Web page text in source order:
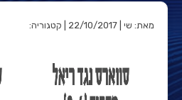
מאת: שי | 22/10/2017 | קטגוריה: